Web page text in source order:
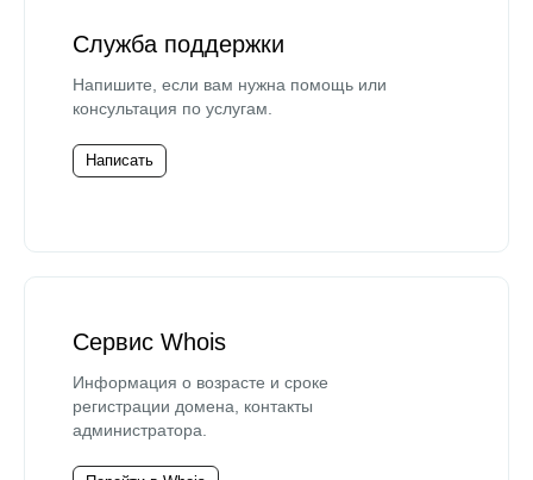
Служба поддержки
Напишите, если вам нужна помощь или
консультация по услугам.
Написать
Сервис Whois
Информация о возрасте и сроке
регистрации домена, контакты
администратора.